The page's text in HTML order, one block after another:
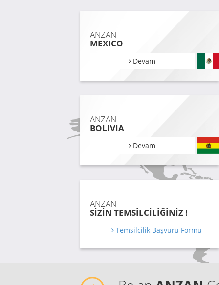
ANZAN
MEXICO
Devam
ANZAN
BOLIVIA
Devam
ANZAN
SİZİN TEMSİLCİLİĞİNİZ !
Temsilcilik Başvuru Formu